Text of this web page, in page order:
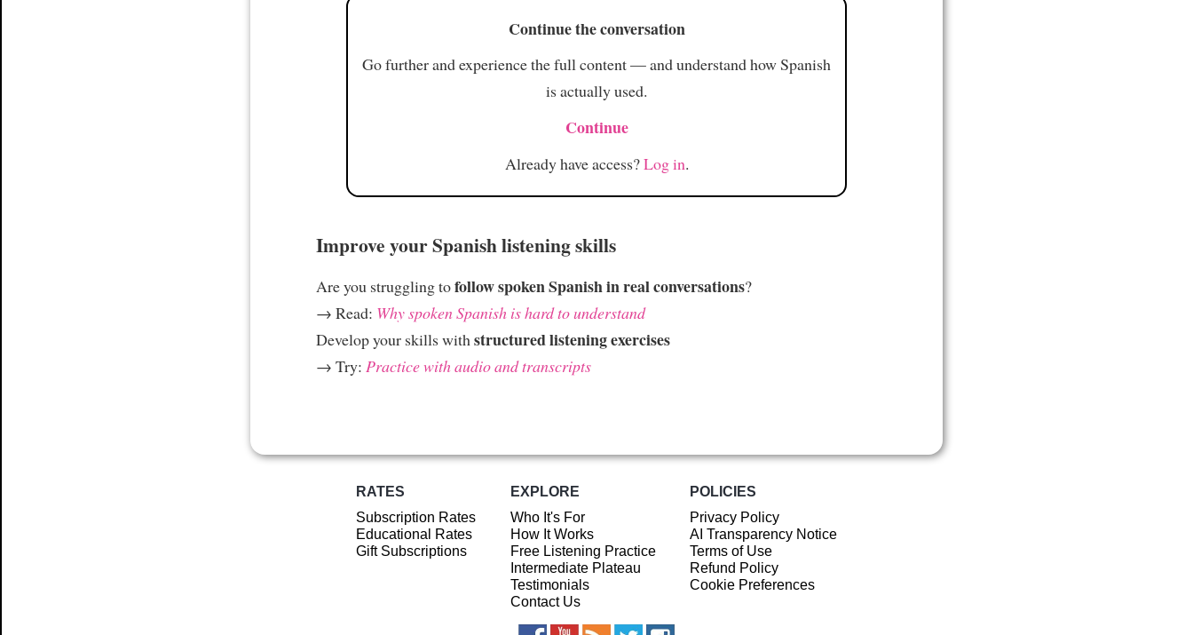
Continue the conversation
Go further and experience the full content — and understand how Spanish
is actually used.
Continue
Already have access?Log in.
Improve your Spanish listening skills
Are you struggling tofollow spoken Spanish in real conversations?
→ Read: Why spoken Spanish is hard to understand
Develop your skills withstructured listening exercises
→ Try: Practice with audio and transcripts
RATES
Subscription Rates
Educational Rates
Gift Subscriptions
EXPLORE
Who It's For
How It Works
Free Listening Practice
Intermediate Plateau
Testimonials
Contact Us
POLICIES
Privacy Policy
AI Transparency Notice
Terms of Use
Refund Policy
Cookie Preferences